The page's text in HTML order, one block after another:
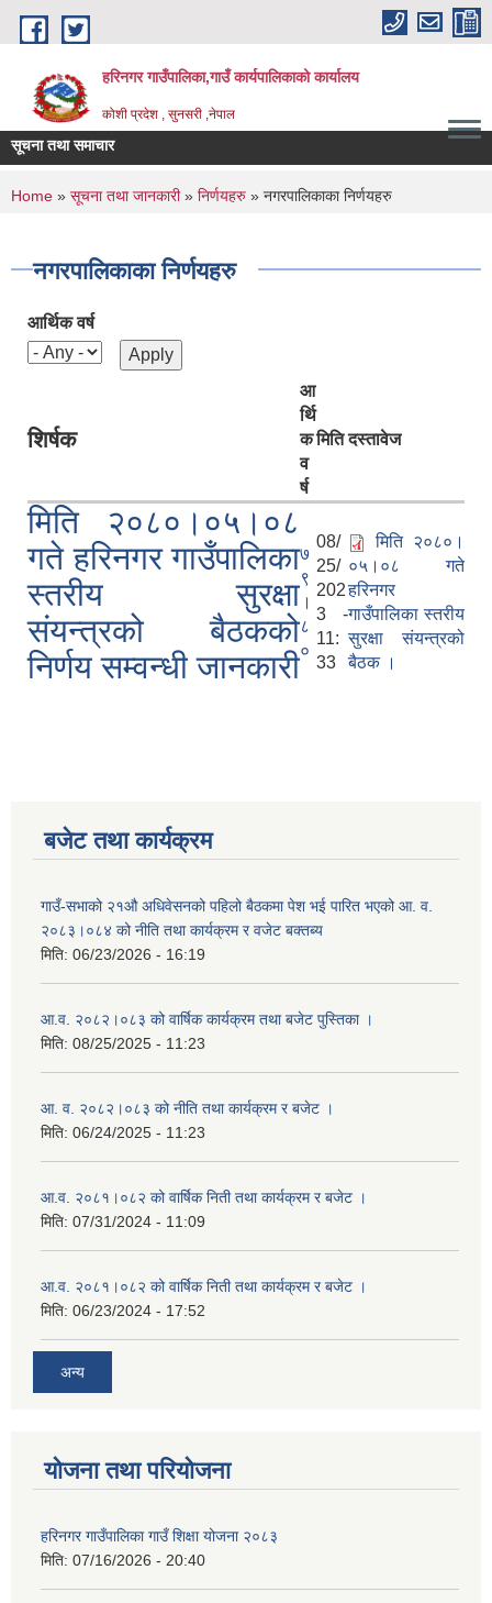
Skip to main content
हरिनगर गाउँपालिका,गाउँ कार्यपालिकाको कार्यालय
कोशी प्रदेश , सुनसरी ,नेपाल
सूचना तथा समाचार
गर्ने सूचना
You are here
Home » सूचना तथा जानकारी» निर्णयहरु » नगरपालिकाका निर्णयहरु
नगरपालिकाका निर्णयहरु
आर्थिक वर्ष
शिर्षक
आ
र्थि
क
व
र्ष
मिति दस्तावेज
मिति २०८०।०५।०८
गते हरिनगर गाउँपालिका
स्तरीय सुरक्षा
संयन्त्रको बैठकको
निर्णय सम्वन्धी जानकारी
७
९
।
८
०
08/
25/
202
3 -
11:
33
मिति २०८०।
०५।०८ गते
हरिनगर
गाउँपालिका स्तरीय
सुरक्षा संयन्त्रको
बैठक ।
बजेट तथा कार्यक्रम
गाउँ-सभाको २१औ अधिवेसनको पहिलो बैठकमा पेश भई पारित भएको आ. व.
२०८३।०८४ को नीति तथा कार्यक्रम र वजेट बक्तब्य
मिति: 06/23/2026 - 16:19
आ.व. २०८२।०८३ को वार्षिक कार्यक्रम तथा बजेट पुस्तिका ।
मिति: 08/25/2025 - 11:23
आ. व. २०८२।०८३ को नीति तथा कार्यक्रम र बजेट ।
मिति: 06/24/2025 - 11:23
आ.व. २०८१।०८२ को वार्षिक निती तथा कार्यक्रम र बजेट ।
मिति: 07/31/2024 - 11:09
आ.व. २०८१।०८२ को वार्षिक निती तथा कार्यक्रम र बजेट ।
मिति: 06/23/2024 - 17:52
अन्य
योजना तथा परियोजना
हरिनगर गाउँपालिका गाउँ शिक्षा योजना २०८३
मिति: 07/16/2026 - 20:40